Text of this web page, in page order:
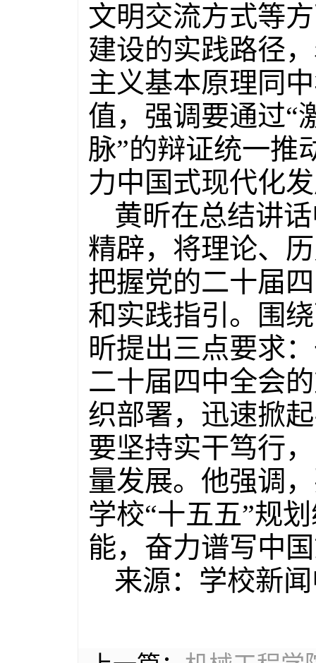
文明交流方式等
建设的实践路径
主义基本原理同
值，强调要通过“
脉”的辩证统一推
力中国式现代化
黄昕在总结讲
精辟，将理论、
把握党的二十届
和实践指引。围
昕提出三点要求
二十届四中全会
织部署，迅速掀
要坚持实干笃行
量发展。他强调
学校“十五五”规
能，奋力谱写中
来源：学校新